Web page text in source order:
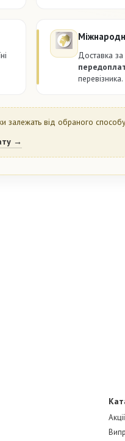
Доставка
перевізника.
залежать від обраного
→
Акції